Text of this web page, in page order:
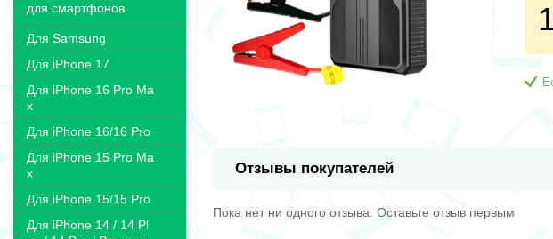
для смартфонов
Для Samsung
Для iPhone 17
Для iPhone 16 Pro Ma
x
Для iPhone 16/16 Pro
Для iPhone 15 Pro Ma
x
Для iPhone 15/15 Pro
Для iPhone 14 / 14 Pl
Отзывы покупателей
Пока нет ни одного отзыва. Оставьте отзыв первым